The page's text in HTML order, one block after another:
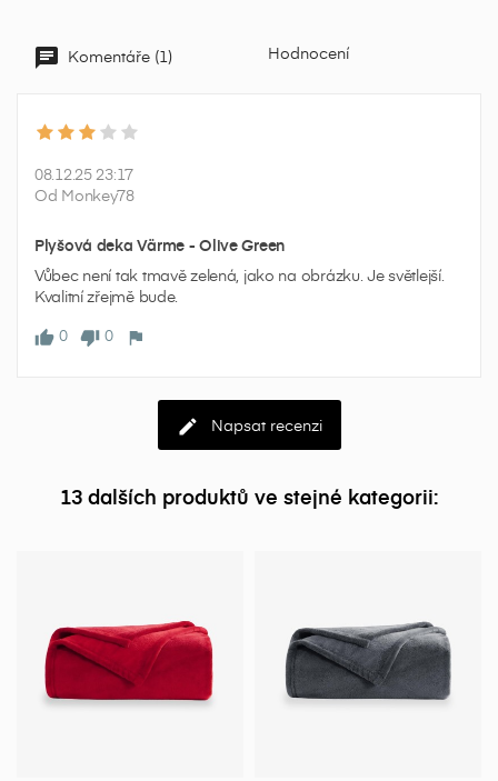
Komentáře (1) Hodnocení
08.12.25 23:17
Od Monkey78
Plyšová deka Värme - Olive Green
Vůbec není tak tmavě zelená, jako na obrázku. Je světlejší.
Kvalitní zřejmě bude.
0
0
Napsat recenzi
13 dalších produktů ve stejné kategorii: